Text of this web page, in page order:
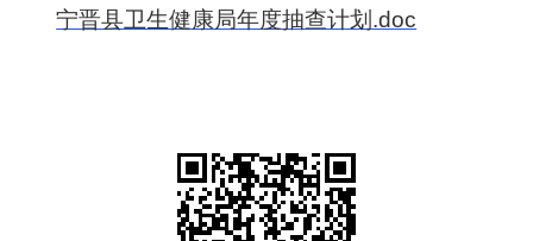
宁晋县卫生健康局年度抽查计划.doc